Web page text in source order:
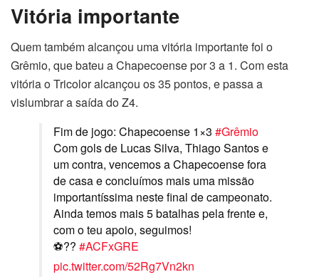
Vitória importante
Quem também alcançou uma vitória importante foi o
Grêmio, que bateu a Chapecoense por 3 a 1. Com esta
vitória o Tricolor alcançou os 35 pontos, e passa a
vislumbrar a saída do Z4.
Fim de jogo: Chapecoense 1×3 #Grêmio
Com gols de Lucas Silva, Thiago Santos e
um contra, vencemos a Chapecoense fora
de casa e concluímos mais uma missão
importantíssima neste final de campeonato.
Ainda temos mais 5 batalhas pela frente e,
com o teu apoio, seguimos!
⚽?? #ACFxGRE
pic.twitter.com/52Rg7Vn2kn